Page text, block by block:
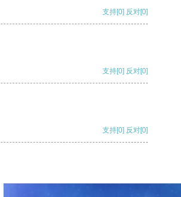
支持[0] 反对[0]
支持[0] 反对[0]
支持[0] 反对[0]